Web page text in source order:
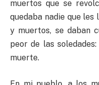
muertos que se
quedaba nadie que
y muertos, se daban
peor de las
muerte.